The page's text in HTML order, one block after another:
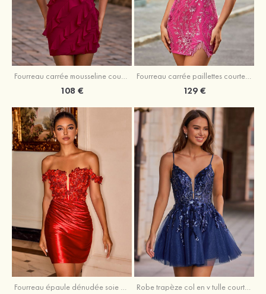
Fourreau carrée mousseline courte/mini robe de fête de la rentré avec volants
108 €
Fourreau carrée paillettes courte/mini robe de fête de la rentrée
129 €
Fourreau épaule dénudée soie comme du satin courte/mini robe de fête de la rentrée Robe trapèze col en v tulle courte/mini robe de fête de la rentrée avec poches paillettes